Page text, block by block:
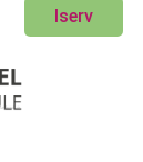
Iserv